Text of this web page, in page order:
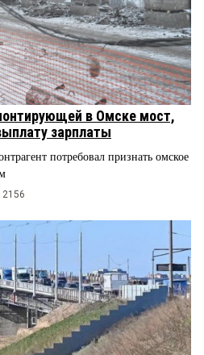
в Омске мост,
зарплаты
потребовал признать омское
2156